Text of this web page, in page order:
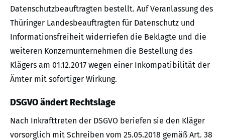
Datenschutzbeauftragten bestellt. Auf Veranlassung des
Thüringer Landesbeauftragten für Datenschutz und
Informationsfreiheit widerriefen die Beklagte und die
weiteren Konzernunternehmen die Bestellung des
Klägers am 01.12.2017 wegen einer Inkompatibilität der
Ämter mit sofortiger Wirkung.
DSGVO ändert Rechtslage
Nach Inkrafttreten der DSGVO beriefen sie den Kläger
vorsorglich mit Schreiben vom 25.05.2018 gemäß Art. 38